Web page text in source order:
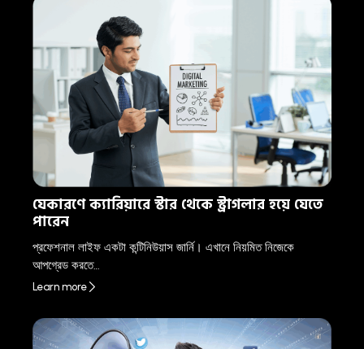
যেকারণে ক্যারিয়ারে স্টার থেকে স্ট্রাগলার হয়ে যেতে
পারেন
প্রফেশনাল লাইফ একটা কন্টিনিউয়াস জার্নি। এখানে নিয়মিত নিজেকে
আপগ্রেড করতে…
Learn more